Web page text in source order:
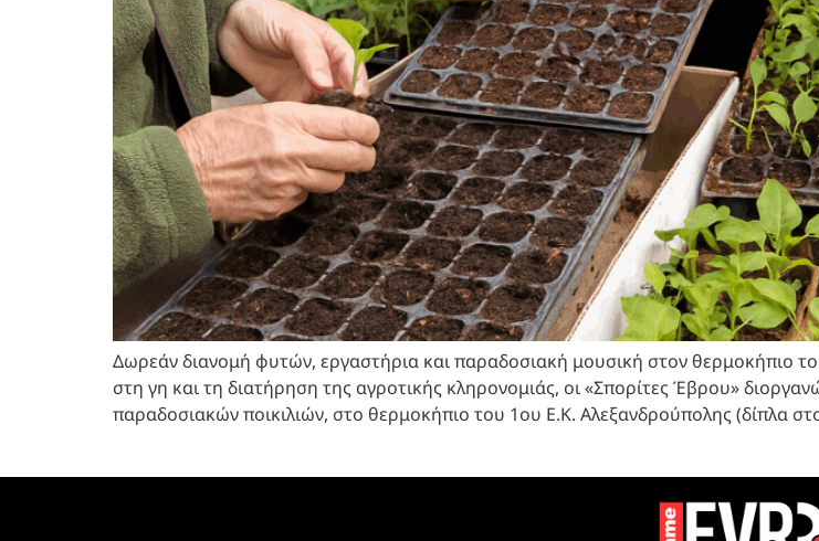
Δωρεάν διανομή φυτών, εργαστήρια και παραδοσιακή μουσική στον θερμοκήπιο
στη γη και τη διατήρηση της αγροτικής κληρονομιάς, οι «Σπορίτες Έβρου»
παραδοσιακών ποικιλιών, στο θερμοκήπιο του 1ου Ε.Κ. Αλεξανδρούπολης (δίπλα